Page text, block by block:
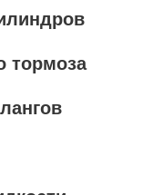
тормоза